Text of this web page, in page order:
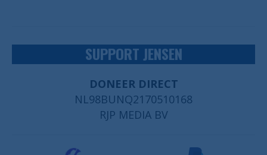
SUPPORT JENSEN
DONEER DIRECT
NL98BUNQ2170510168
RJP MEDIA BV